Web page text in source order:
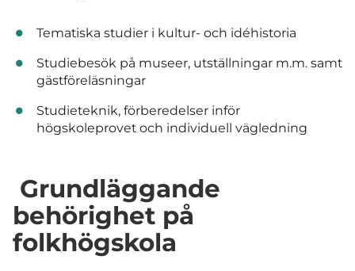
Tematiska studier i kultur- och idéhistoria
Studiebesök på museer, utställningar m.m. samt
gästföreläsningar
Studieteknik, förberedelser inför
högskoleprovet och individuell vägledning
Grundläggande
behörighet på
folkhögskola